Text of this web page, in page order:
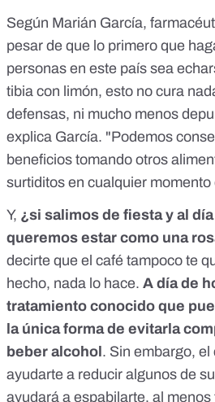
Según Marián García,
pesar de que lo primero que
personas en este país sea
tibia con limón, esto no cura
defensas, ni mucho menos
explica García. "Podemos
beneficios tomando otros
surtiditos en cualquier momento
Y, ¿si salimos de fiesta y al
queremos estar como una
decirte que el café tampoco te
hecho, nada lo hace. A día de
tratamiento conocido que
la única forma de evitarla
beber alcohol . Sin embargo, el
ayudarte a reducir algunos de
ayudará a espabilarte, al